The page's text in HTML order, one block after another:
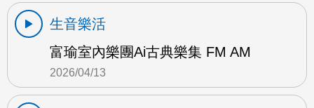
生音樂活
富瑜室內樂團Ai古典樂集 FM AM
2026/04/13